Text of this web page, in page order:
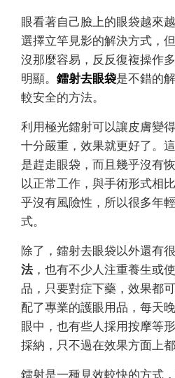
眼看著自己臉上的眼袋越來
選擇立竿見影的解決方式，
沒那麼容易，反反復複操作
明顯。 鐳射去眼袋是不錯的
較安全的方法。
利用極光鐳射可以讓皮膚變
十分嚴重，效果就更好了。
是趕走眼袋，而且幾乎沒有
以正常工作，與手術形式相
乎沒有風險性，所以很多年
式。
除了，鐳射去眼袋以外還有
法 ，也有不少人注重養生或
品，只要對症下藥，效果都
配了專業的護眼用品，每天
眼中，也有些人採用按摩等
採納，只不過在效果方面上
鐳射是一種見效較快的方式